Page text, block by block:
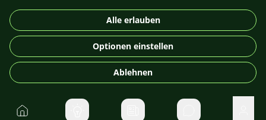
DE
© 2026 For Aquarist
Startseite
Alle erlauben
Optionen einstellen
Ablehnen